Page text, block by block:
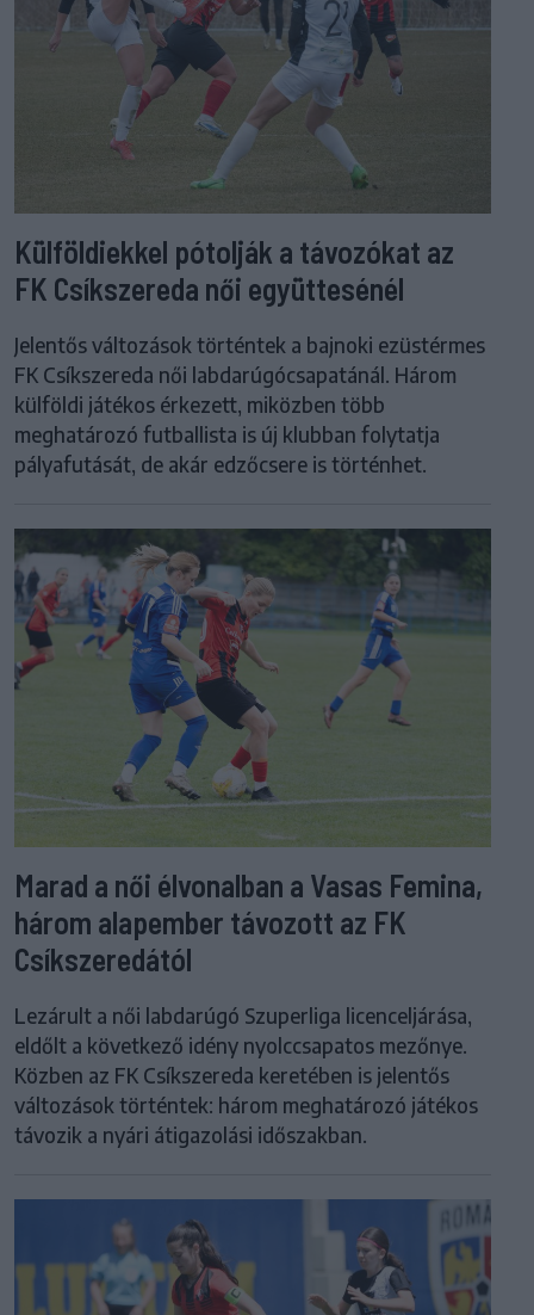
Külföldiekkel pótolják a távozókat az
FK Csíkszereda női együttesénél
Jelentős változások történtek a bajnoki ezüstérmes
FK Csíkszereda női labdarúgócsapatánál. Három
külföldi játékos érkezett, miközben több
meghatározó futballista is új klubban folytatja
pályafutását, de akár edzőcsere is történhet.
Marad a női élvonalban a Vasas Femina,
három alapember távozott az FK
Csíkszeredától
Lezárult a női labdarúgó Szuperliga licenceljárása,
eldőlt a következő idény nyolccsapatos mezőnye.
Közben az FK Csíkszereda keretében is jelentős
változások történtek: három meghatározó játékos
távozik a nyári átigazolási időszakban.